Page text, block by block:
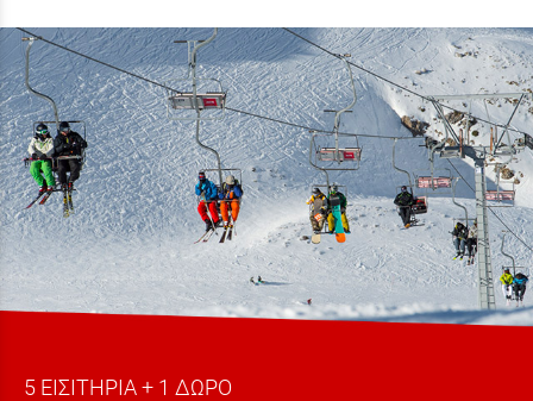
5 ΕΙΣΙΤΗΡΙΑ + 1 ΔΩΡΟ